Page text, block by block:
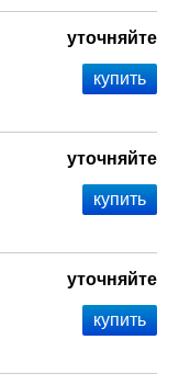
уточняйте
уточняйте
уточняйте